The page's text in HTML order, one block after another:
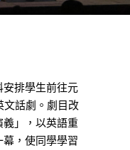
排學生前往元
文話劇。劇目改
」，以英語重
，使同學學習